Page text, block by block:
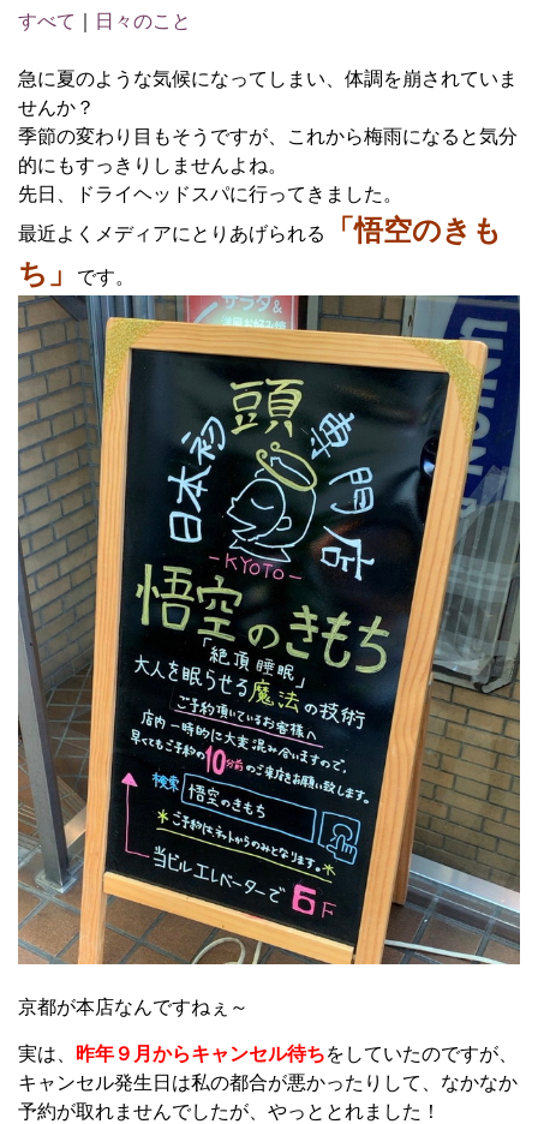
すべて
日々のこと
急に夏のような気候になってしまい、体調を崩されていま
せんか？
季節の変わり目もそうですが、これから梅雨になると気分
的にもすっきりしませんよね。
先日、ドライヘッドスパに行ってきました。
最近よくメディアにとりあげられる
「悟空のきも
ち」
です。
京都が本店なんですねぇ～
実は、 昨年９月からキャンセル待ちをしていたのですが、
キャンセル発生日は私の都合が悪かったりして、なかなか
予約が取れませんでしたが、やっととれました！